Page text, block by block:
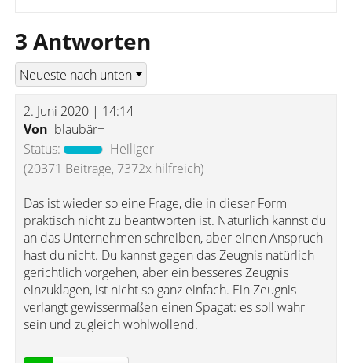
3 Antworten
2. Juni 2020 | 14:14
Von blaubär+
Status:
Heiliger
(20371 Beiträge, 7372x hilfreich)
Das ist wieder so eine Frage, die in dieser Form
praktisch nicht zu beantworten ist. Natürlich kannst du
an das Unternehmen schreiben, aber einen Anspruch
hast du nicht. Du kannst gegen das Zeugnis natürlich
gerichtlich vorgehen, aber ein besseres Zeugnis
einzuklagen, ist nicht so ganz einfach. Ein Zeugnis
verlangt gewissermaßen einen Spagat: es soll wahr
sein und zugleich wohlwollend.